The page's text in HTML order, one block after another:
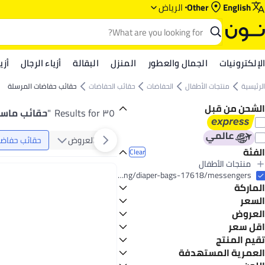
English
Other الرياض‎‎
الإلكترونيات الجمال والعطور المنزل البقالة أزياء الرجال
الرئيسية منتجات الأطفال الحفاضات حقائب الحفاضات حقائب حفاضات المرسلة
الشحن من قبل
الفئة Clear
منتجات الأطفال
All منتجات الأطفال
الحفاضات
All الحفاضات
حقائب الحفاضات
All حقائب الحفاضات
حقائب حفاضات المرسلة
معدات الأطفال
baby-products/diapering/diaper-bags-17618/messengers
الماركة
انسولار
Generic
كيكابو
ليتيل ستوري
السعر
GO العروض
عرض الميجا 📣
تخفيضات الاستعداد للمدرسة
اقل سعر
أقل سعر في السنة
أقل سعر في 30 يوم
تقيم المنتج
0 Star or more
العمرية المستهدفة
٣٥ Results for "حقائب
العروض
حقائب